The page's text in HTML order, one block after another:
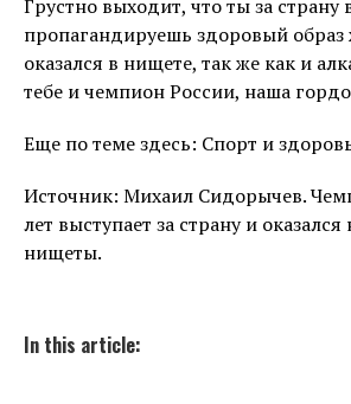
Грустно выходит, что ты за страну
пропагандируешь здоровый образ
оказался в нищете, так же как и
тебе и чемпион России, наша
Еще по теме здесь: Спорт и
Источник: Михаил Сидорычев.
лет выступает за страну и
нищеты.
In this article: